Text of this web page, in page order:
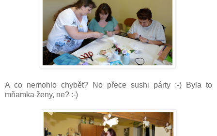
A co nemohlo chybět? No přece sushi párty :-) Byla to
mňamka ženy, ne? :-)